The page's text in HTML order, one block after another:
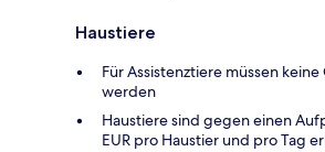
Haustiere
Für Assistenztiere müssen
werden
Haustiere sind gegen einen
EUR pro Haustier und pro Tag